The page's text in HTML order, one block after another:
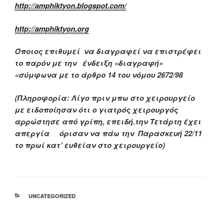
http://amphiktyon.blogspot.com/
http://amphiktyon.org
Όποιος επιθυμεί να διαγραφεί να επιστρέφει
το παρόν με την ένδειξη «διαγραφή»
«σύμφωνα με το άρθρο 14 του νόμου 2672/98
(Πληροφορία:Λίγο πριν μπω στο χειρουργείο
με ειδοποίησαν ότι ο γιατρός χειρουργός
αρρώστησε από γρίπη, επειδή.την Τετάρτη έχει
απεργία όρισαν να πάω την Παρασκευή 22/11
το πρωί κατ’ ευθείαν στο χειρουργείο)
ΚΑΤΗΓΟΡΊΕΣ
UNCATEGORIZED